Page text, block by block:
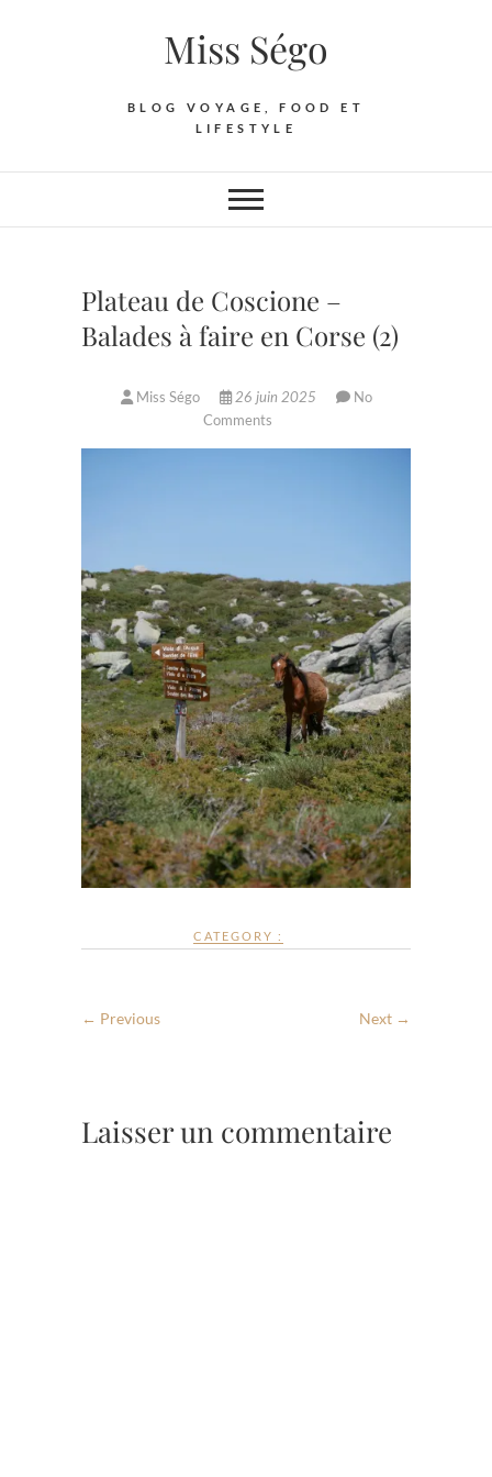
Miss Ségo
BLOG VOYAGE, FOOD ET
LIFESTYLE
Plateau de Coscione –
Balades à faire en Corse (2)
Miss Ségo 26 juin 2025
No
Comments
CATEGORY :
← Previous Next →
Laisser un commentaire